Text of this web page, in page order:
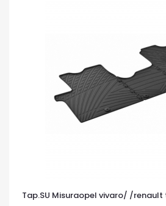
Tap.SU Misuraopel vivaro/ /renault